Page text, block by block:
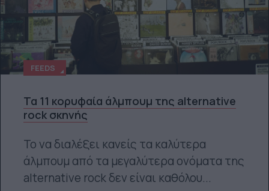
FEEDS
Τα 11 κορυφαία άλμπουμ της alternative
rock σκηνής
Το να διαλέξει κανείς τα καλύτερα
άλμπουμ από τα μεγαλύτερα ονόματα της
alternative rock δεν είναι καθόλου...